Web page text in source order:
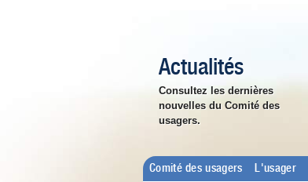
Actualités
Consultez les dernières
nouvelles du Comité des
usagers.
Comité des usagers L'usager